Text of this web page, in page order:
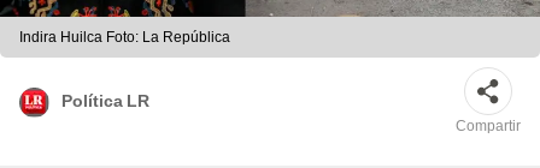
Indira Huilca Foto: La República
Política LR
Compartir